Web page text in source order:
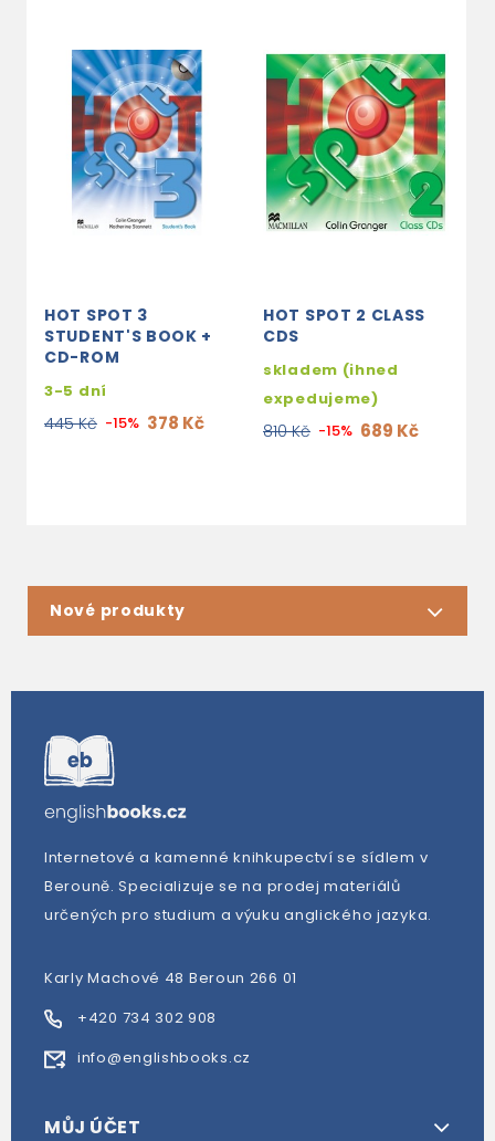
HOT SPOT 3
STUDENT'S BOOK +
CD-ROM
3-5 dní
445 Kč -15% 378 Kč
HOT SPOT 2 CLASS
CDS
skladem (ihned
expedujeme)
810 Kč -15% 689 Kč
Nové produkty
Internetové a kamenné knihkupectví se sídlem v
Berouně. Specializuje se na prodej materiálů
určených pro studium a výuku anglického jazyka.
Karly Machové 48 Beroun 266 01
+420 734 302 908
info@englishbooks.cz
MŮJ ÚČET